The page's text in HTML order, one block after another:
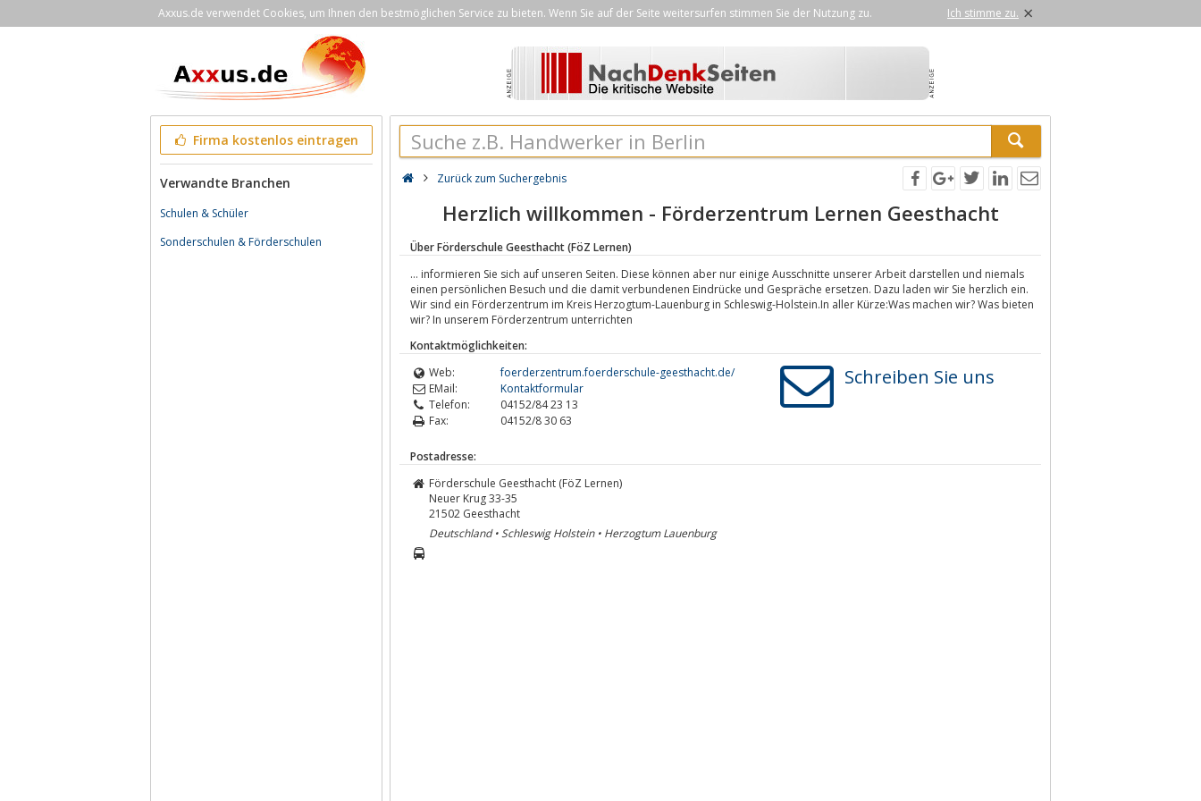
Axxus.de verwendet Cookies, um Ihnen den bestmöglichen Service zu bieten. Wenn Sie auf der Seite weitersurfen stimmen Sie der Nutzung zu. Ich stimme zu. ×
Firma kostenlos eintragen
Verwandte Branchen
Schulen & Schüler
Sonderschulen & Förderschulen
Zurück zum Suchergebnis
Herzlich willkommen - Förderzentrum Lernen Geesthacht
Über Förderschule Geesthacht (FöZ Lernen)
… informieren Sie sich auf unseren Seiten. Diese können aber nur einige Ausschnitte unserer Arbeit darstellen und niemals
einen persönlichen Besuch und die damit verbundenen Eindrücke und Gespräche ersetzen. Dazu laden wir Sie herzlich ein.
Wir sind ein Förderzentrum im Kreis Herzogtum-Lauenburg in Schleswig-Holstein.In aller Kürze:Was machen wir? Was bieten
wir? In unserem Förderzentrum unterrichten
Kontaktmöglichkeiten:
Web:
foerderzentrum.foerderschule-geesthacht.de/
EMail:
Kontaktformular
Telefon:
04152/84 23 13
Fax:
04152/8 30 63
Schreiben Sie uns
Postadresse:
Förderschule Geesthacht (FöZ Lernen)
Neuer Krug 33-35
21502 Geesthacht
Deutschland • Schleswig Holstein • Herzogtum Lauenburg